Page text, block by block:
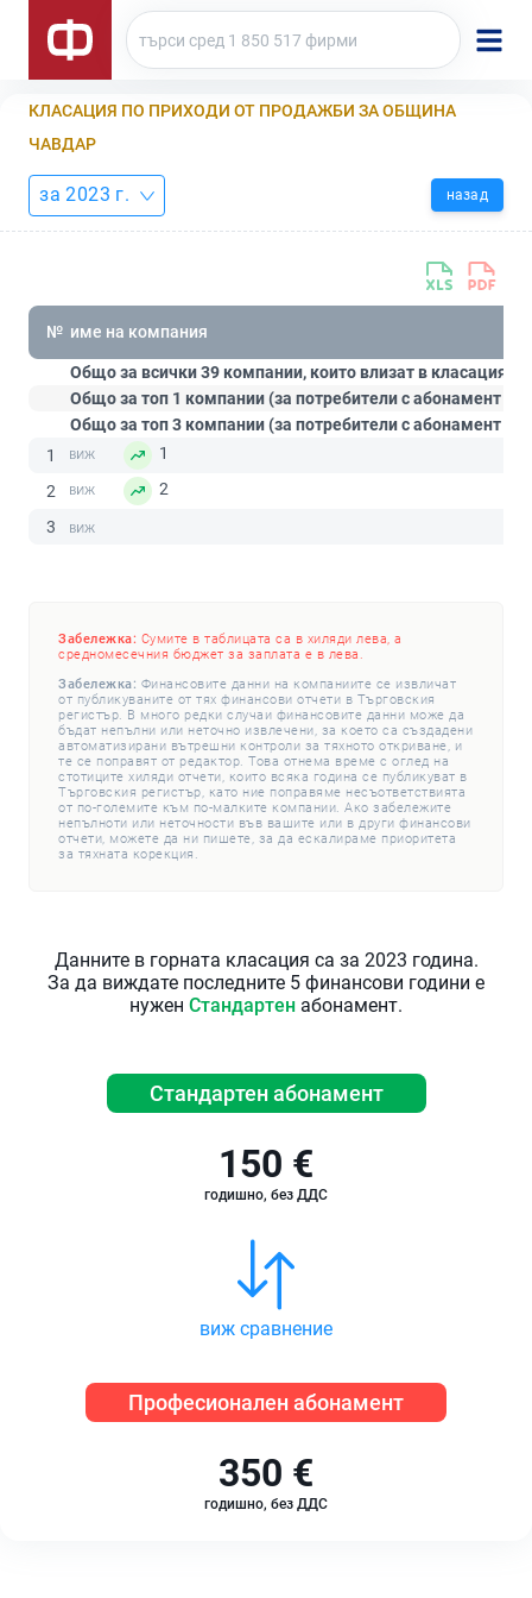
КЛАСАЦИЯ ПО ПРИХОДИ ОТ ПРОДАЖБИ ЗА ОБЩИНА
ЧАВДАР
за 2023 г. назад
№ име на компания
Общо за всички 39 компании, които влизат в класацията:
Общо за топ 1 компании (за потребители с абонамент
Общо за топ 3 компании (за потребители с абонамент
1
1
2
2
3
Забележка: Сумите в таблицата са в хиляди лева, а
средномесечния бюджет за заплата е в лева.
Забележка: Финансовите данни на компаниите се извличат
от публикуваните от тях финансови отчети в Търговския
регистър. В много редки случаи финансовите данни може да
бъдат непълни или неточно извлечени, за което са създадени
автоматизирани вътрешни контроли за тяхното откриване, и
те се поправят от редактор. Това отнема време с оглед на
стотиците хиляди отчети, които всяка година се публикуват в
Търговския регистър, като ние поправяме несъответствията
от по-големите към по-малките компании. Ако забележите
непълноти или неточности във вашите или в други финансови
отчети, можете да ни пишете, за да ескалираме приоритета
за тяхната корекция.
Данните в горната класация са за 2023 година.
За да виждате последните 5 финансови години е
нужен Стандартен абонамент.
Стандартен абонамент
150 €
годишно, без ДДС
виж сравнение
Професионален абонамент
350 €
годишно, без ДДС